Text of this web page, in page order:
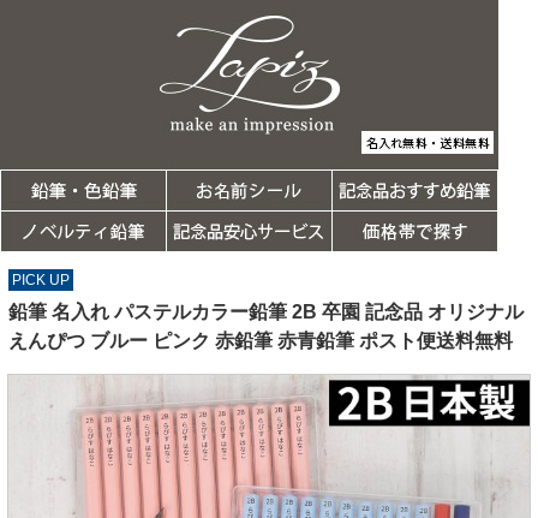
PICK UP
鉛筆 名入れ パステルカラー鉛筆 2B 卒園 記念品 オリジナル
えんぴつ ブルー ピンク 赤鉛筆 赤青鉛筆 ポスト便送料無料